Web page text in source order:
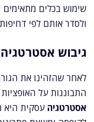
שימוש בכלים מתאימים
ולסדר אותם לפי
גיבוש
לאחר שהזהינו את
התבוננות על
אסטרטגיה עסקית היא